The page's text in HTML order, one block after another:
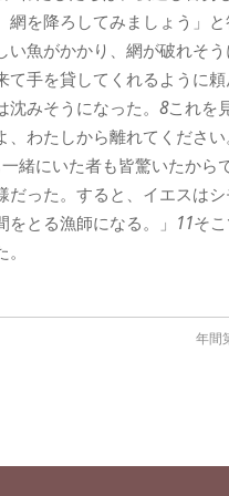
を降ろしてみましょう」と
魚がかかり、網が破れそう
て手を貸してくれるように
みそうになった。 8これを
わたしから離れてくださ
緒にいた者も皆驚いたから
った。すると、イエスは
とる漁師になる。」 11そ
年間